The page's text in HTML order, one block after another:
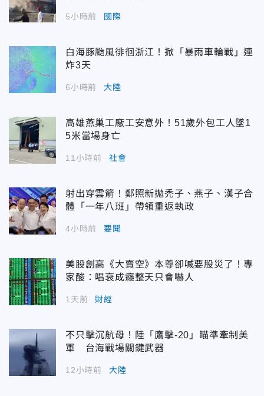
5小時前 國際
白海豚颱風徘徊浙江！掀「暴雨車輪戰」連
炸3天
6小時前 大陸
高雄燕巢工廠工安意外！51歲外包工人墜1
5米當場身亡
11小時前 社會
射出穿雲箭！鄭照新拋禿子、燕子、漢子合
體「一年八班」帶領重返執政
4小時前 要聞
美股創高《大賣空》本尊卻喊要股災了！專
家酸：唱衰成癮整天只會嚇人
1天前 財經
不只擊沉航母！陸「鷹擊-20」瞄準牽制美
軍 台海戰場關鍵武器
12小時前 大陸